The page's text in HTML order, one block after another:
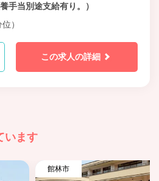
手当別途支給有り。）
）
この求人の詳細
います
館林市